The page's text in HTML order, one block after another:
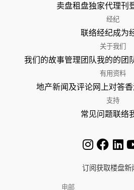
卖盘租盘独家代理刊
经纪
联络经纪成为
关于我们
我们的故事管理团队我的的团
有用资料
地产新闻及评论网上对答
支持
常见问题联络
订阅获取楼盘新